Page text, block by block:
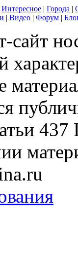
Интересное | Города |
| Видео | Форум |
сайт
437